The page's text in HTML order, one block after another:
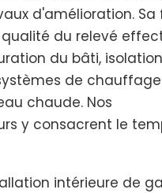
d'amélioration. Sa
du relevé
du bâti,
de
chaude. Nos
y consacrent le
intérieure de